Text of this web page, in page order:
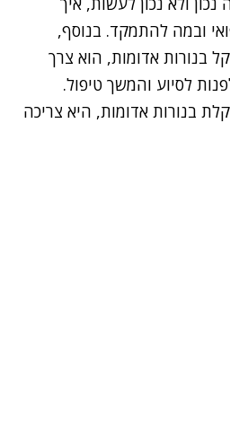
ובמה להתמקד. בנוסף,
בנורות אדומות, הוא צרך
לסיוע והמשך טיפול.
בנורות אדומות, היא צריכה